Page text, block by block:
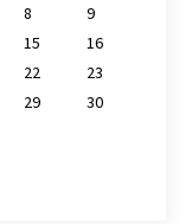
8
9
15
16
22
23
29
30